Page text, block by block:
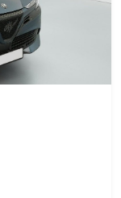
modes)